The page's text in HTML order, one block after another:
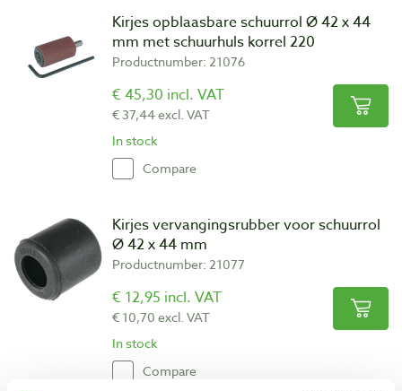
Kirjes opblaasbare schuurrol Ø 42 x 44
mm met schuurhuls korrel 220
Productnumber: 21076
€ 45,30 incl. VAT
€ 37,44 excl. VAT
In stock
Compare
Kirjes vervangingsrubber voor schuurrol
Ø 42 x 44 mm
Productnumber: 21077
€ 12,95 incl. VAT
€ 10,70 excl. VAT
In stock
Compare